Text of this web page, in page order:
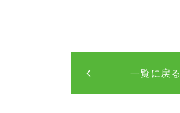
一覧に戻る